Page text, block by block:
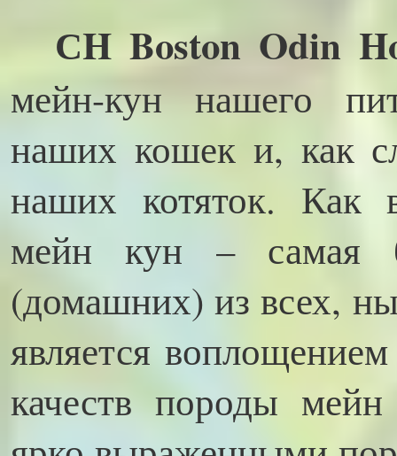
СH Boston Odin
мейн-кун нашего
наших кошек и, как
наших котяток. Как
мейн кун – самая
(домашних) из всех,
является
качеств породы